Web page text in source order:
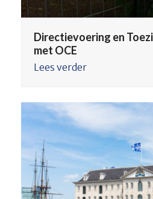
Directievoering en
met OCE
Lees verder